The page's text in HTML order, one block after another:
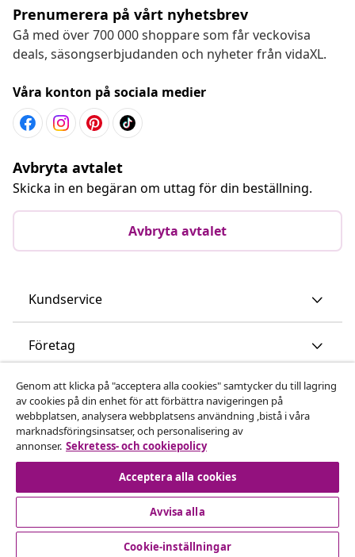
Prenumerera på vårt nyhetsbrev
Gå med över 700 000 shoppare som får veckovisa
deals, säsongserbjudanden och nyheter från vidaXL.
Våra konton på sociala medier
Avbryta avtalet
Skicka in en begäran om uttag för din beställning.
Avbryta avtalet
Kundservice
Företag
vidaXL
Upptäck mer
Genom att klicka på "acceptera alla cookies" samtycker du till lagring
av cookies på din enhet för att förbättra navigeringen på
webbplatsen, analysera webbplatsens användning ,bistå i våra
marknadsföringsinsatser, och personalisering av
annonser. Sekretess- och cookiepolicy
Acceptera alla cookies
Avvisa alla
Cookie-inställningar